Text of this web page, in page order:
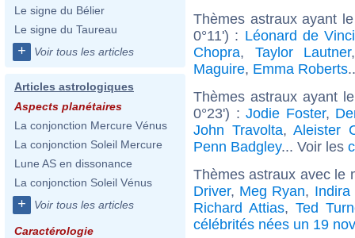
Le signe du Bélier
Le signe du Taureau
+ Voir tous les articles
Articles astrologiques
Aspects planétaires
La conjonction Mercure Vénus
La conjonction Soleil Mercure
Lune AS en dissonance
La conjonction Soleil Vénus
+ Voir tous les articles
Caractérologie
Thèmes astraux ayant
0°11') : Léonard de Vinci
Chopra, Taylor Lautner
Maguire, Emma Roberts
Thèmes astraux ayant
0°23') :Jodie Foster,
John Travolta,Aleister
Penn Badgley... Voir les
Thèmes astraux avec le
Driver, Meg Ryan, Indira
Richard Attias, Ted
célébrités nées un 19